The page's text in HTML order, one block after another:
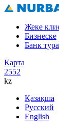
Жеке
Бизнеске
Банк
Карта
2552
kz
Қазақша
Русский
English